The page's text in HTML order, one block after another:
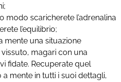
modo scaricherete l’adrenalina
l’equilibrio;
mente una situazione
magari con una
fidate. Recuperate quel
mente in tutti i suoi dettagli,